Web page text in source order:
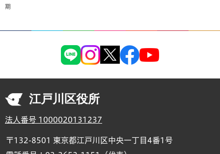
期
江戸川区役所
法人番号 1000020131237
〒132-8501 東京都江戸川区中央一丁目4番1号